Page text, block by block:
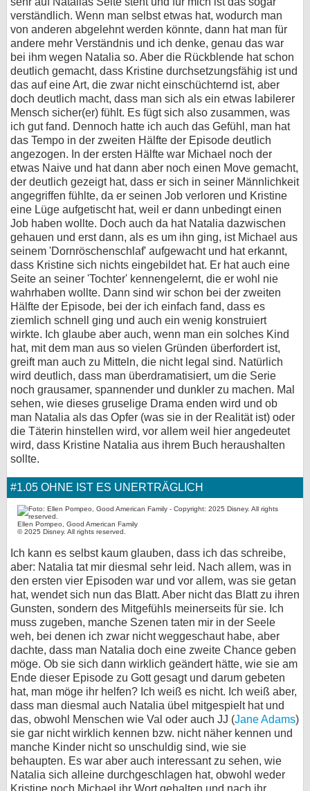
verständlich. Wenn man selbst etwas hat, wodurch man
von anderen abgelehnt werden könnte, dann hat man für
andere mehr Verständnis und ich denke, genau das war
bei ihm wegen Natalia so. Aber die Rückblende hat schon
deutlich gemacht, dass Kristine durchsetzungsfähig ist und
das auf eine Art, die zwar nicht einschüchternd ist, aber
doch deutlich macht, dass man sich als ein etwas labilerer
Mensch sicher(er) fühlt. Es fügt sich also zusammen, was
ich gut fand. Dennoch hatte ich auch das Gefühl, man hat
das Tempo in der zweiten Hälfte der Episode deutlich
angezogen. In der ersten Hälfte war Michael noch der
etwas Naive und hat dann aber noch einen Move gemacht,
der deutlich gezeigt hat, dass er sich in seiner Männlichkeit
angegriffen fühlte, da er seinen Job verloren und Kristine
eine Lüge aufgetischt hat, weil er dann unbedingt einen
Job haben wollte. Doch auch da hat Natalia dazwischen
gehauen und erst dann, als es um ihn ging, ist Michael aus
seinem 'Dornröschenschlaf' aufgewacht und hat erkannt,
dass Kristine sich nichts eingebildet hat. Er hat auch eine
Seite an seiner 'Tochter' kennengelernt, die er wohl nie
wahrhaben wollte. Dann sind wir schon bei der zweiten
Hälfte der Episode, bei der ich einfach fand, dass es
ziemlich schnell ging und auch ein wenig konstruiert
wirkte. Ich glaube aber auch, wenn man ein solches Kind
hat, mit dem man aus so vielen Gründen überfordert ist,
greift man auch zu Mitteln, die nicht legal sind. Natürlich
wird deutlich, dass man überdramatisiert, um die Serie
noch grausamer, spannender und dunkler zu machen. Mal
sehen, wie dieses gruselige Drama enden wird und ob
man Natalia als das Opfer (was sie in der Realität ist) oder
die Täterin hinstellen wird, vor allem weil hier angedeutet
wird, dass Kristine Natalia aus ihrem Buch heraushalten
sollte.
#1.05 OHNE IST ES UNERTRÄGLICH
Ellen Pompeo, Good American Family
© 2025 Disney. All rights reserved.
Ich kann es selbst kaum glauben, dass ich das schreibe,
aber: Natalia tat mir diesmal sehr leid. Nach allem, was in
den ersten vier Episoden war und vor allem, was sie getan
hat, wendet sich nun das Blatt. Aber nicht das Blatt zu ihren
Gunsten, sondern des Mitgefühls meinerseits für sie. Ich
muss zugeben, manche Szenen taten mir in der Seele
weh, bei denen ich zwar nicht weggeschaut habe, aber
dachte, dass man Natalia doch eine zweite Chance geben
möge. Ob sie sich dann wirklich geändert hätte, wie sie am
Ende dieser Episode zu Gott gesagt und darum gebeten
hat, man möge ihr helfen? Ich weiß es nicht. Ich weiß aber,
dass man diesmal auch Natalia übel mitgespielt hat und
das, obwohl Menschen wie Val oder auch JJ (Jane Adams)
sie gar nicht wirklich kennen bzw. nicht näher kennen und
manche Kinder nicht so unschuldig sind, wie sie
behaupten. Es war aber auch interessant zu sehen, wie
Natalia sich alleine durchgeschlagen hat, obwohl weder
Kristine noch Michael ihr Wort gehalten und nach ihr